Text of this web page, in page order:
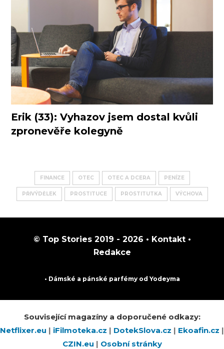
Erik (33): Vyhazov jsem dostal kvůli
zpronevěře kolegyně
FINANCE OTEC OTEC A DCERA PENÍZE
PŘIVÝDĚLEK PROSTITUCE PROSTITUTKA VÝCHOVA
© Top Stories 2019 - 2026 • Kontakt•
Redakce
• Dámské a pánské parfémyod Yodeyma
Související magazíny a doporučené odkazy:
Netflixer.eu | iFilmoteka.cz | DotekSlova.cz | Ekoafin.cz |
CZIN.eu | Osobní stránky